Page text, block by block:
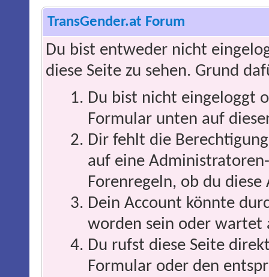
TransGender.at Forum
Du bist entweder nicht
diese Seite zu sehen. Grund
Du bist nicht eingeloggt
Formular unten auf
Dir fehlt die
auf eine
Forenregeln, ob du
Dein Account könnte
worden sein oder wartet
Du rufst diese Seite
Formular oder den